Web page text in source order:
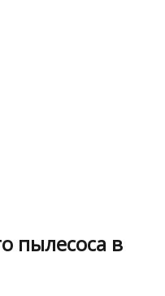
пылесоса в